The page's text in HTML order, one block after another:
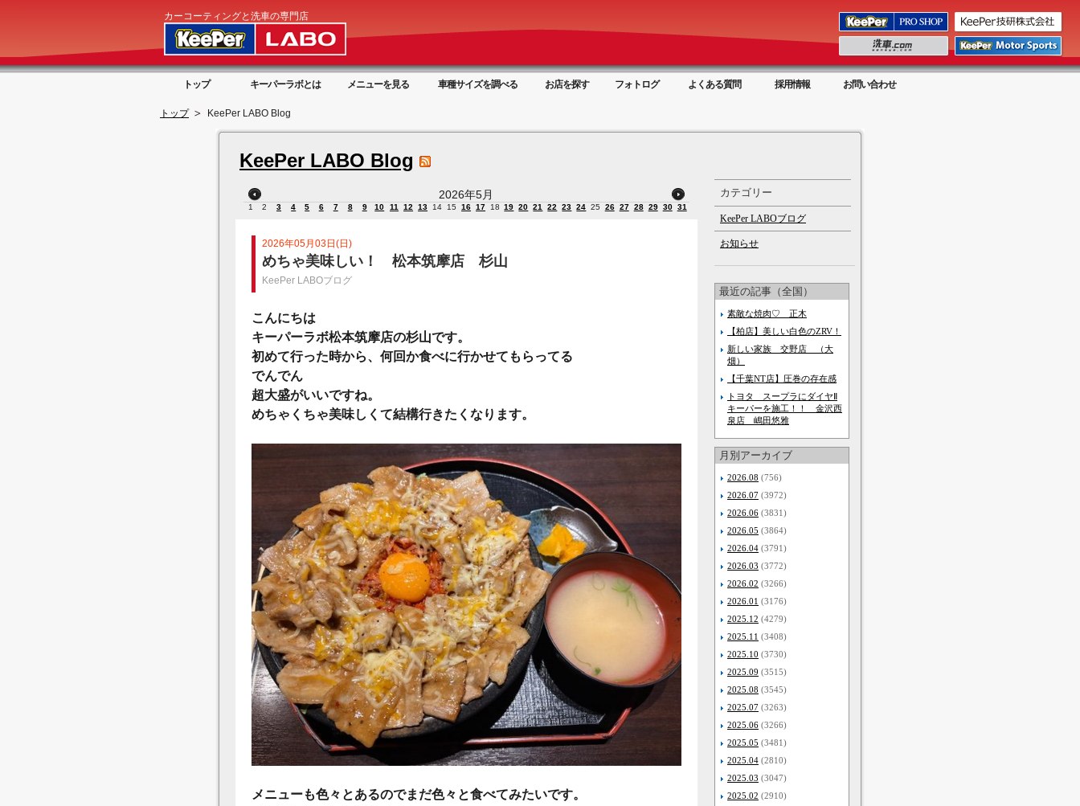
カーコーティングと洗車の専門店
トップ キーパーラボとは メニューを見る 車種サイズを調べる お店を探す フォトログ よくある質問 採用情報 お問い合わせ
トップ KeePer LABO Blog
KeePer LABO Blog
2026年5月
1 2 3 4 5 6 7 8 9 10 11 12 13 14 15 16 17 18 19 20 21 22 23 24 25 26 27 28 29 30 31
2026年05月03日(日)
めちゃ美味しい！ 松本筑摩店 杉山
KeePer LABOブログ
こんにちは
キーパーラボ松本筑摩店の杉山です。
初めて行った時から、何回か食べに行かせてもらってる
でんでん
超大盛がいいですね。
めちゃくちゃ美味しくて結構行きたくなります。
メニューも色々とあるのでまだ色々と食べてみたいです。
カテゴリー
KeePer LABOブログ
お知らせ
最近の記事（全国）
素敵な焼肉♡ 正木
【柏店】美しい白色のZRV！
新しい家族 交野店 （大
畑）
【千葉NT店】圧巻の存在感
トヨタ スープラにダイヤⅡ
キーパーを施工！！ 金沢西
泉店 嶋田悠雅
月別アーカイブ
2026.08 (756)
2026.07 (3972)
2026.06 (3831)
2026.05 (3864)
2026.04 (3791)
2026.03 (3772)
2026.02 (3266)
2026.01 (3176)
2025.12 (4279)
2025.11 (3408)
2025.10 (3730)
2025.09 (3515)
2025.08 (3545)
2025.07 (3263)
2025.06 (3266)
2025.05 (3481)
2025.04 (2810)
2025.03 (3047)
2025.02 (2910)